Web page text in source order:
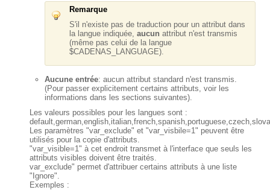
Remarque
S'il n'existe pas de traduction pour un attribut dans
la langue indiquée, aucun attribut n'est transmis
(même pas celui de la langue
$CADENAS_LANGUAGE).
Aucune entrée: aucun attribut standard n'est transmis.
(Pour passer explicitement certains attributs, voir les
informations dans les sections suivantes).
Les valeurs possibles pour les langues sont :
Les paramètres "var_exclude" et "var_visbile=1" peuvent être
utilisés pour la copie d'attributs.
"var_visible=1" à cet endroit transmet à l'interface que seuls les
attributs visibles doivent être traités.
var_exclude" permet d'attribuer certains attributs à une liste
"Ignore".
Exemples :